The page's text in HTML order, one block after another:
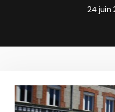
24 juin